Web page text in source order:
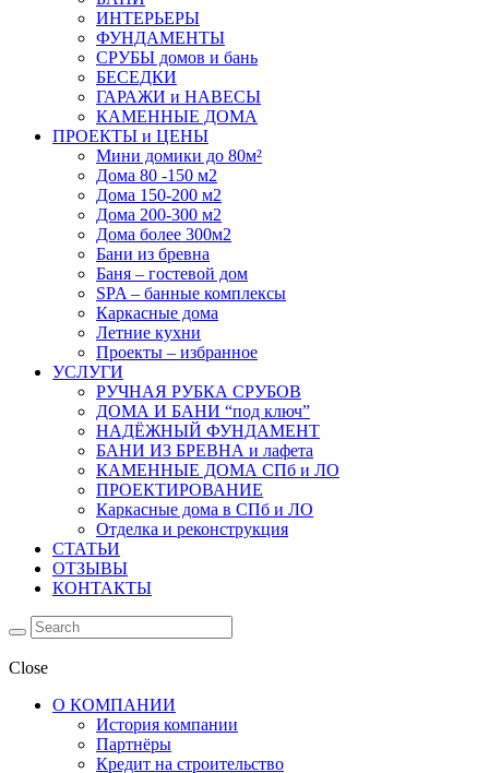
ИНТЕРЬЕРЫ
ФУНДАМЕНТЫ
СРУБЫ домов и бань
БЕСЕДКИ
ГАРАЖИ и НАВЕСЫ
КАМЕННЫЕ ДОМА
ПРОЕКТЫ и ЦЕНЫ
Мини домики до 80м²
Дома 80 -150 м2
Дома 150-200 м2
Дома 200-300 м2
Дома более 300м2
Бани из бревна
Баня – гостевой дом
SPA – банные комплексы
Каркасные дома
Летние кухни
Проекты – избранное
УСЛУГИ
РУЧНАЯ РУБКА СРУБОВ
ДОМА И БАНИ “под ключ”
НАДЁЖНЫЙ ФУНДАМЕНТ
БАНИ ИЗ БРЕВНА и лафета
КАМЕННЫЕ ДОМА СПб и ЛО
ПРОЕКТИРОВАНИЕ
Каркасные дома в СПб и ЛО
Отделка и реконструкция
СТАТЬИ
ОТЗЫВЫ
КОНТАКТЫ
Close
О КОМПАНИИ
История компании
Партнёры
Кредит на строительство